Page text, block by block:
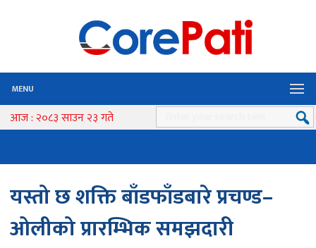
MENU
आज : २०८३ साउन २३ गते
यस्तो छ शक्ति बाँडफाँडबारे प्रचण्ड–
ओलीको प्रारम्भिक समझदारी